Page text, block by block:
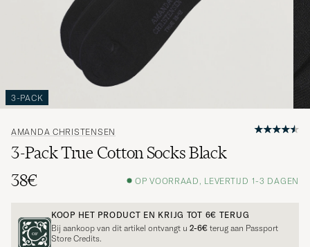
3-PACK
AMANDA CHRISTENSEN
3-Pack True Cotton Socks Black
38€
OP VOORRAAD, LEVERTIJD 1-3 DAGEN
KOOP HET PRODUCT EN KRIJG TOT 6€ TERUG
Bij aankoop van dit artikel ontvangt u 2-6€ terug aan Passport
Store Credits.